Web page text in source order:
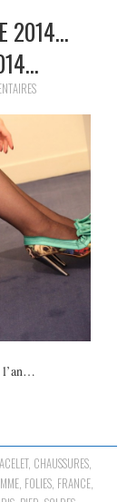
2014…
l’an…
, CHAUSSURES,
, FOLIES, FRANCE,